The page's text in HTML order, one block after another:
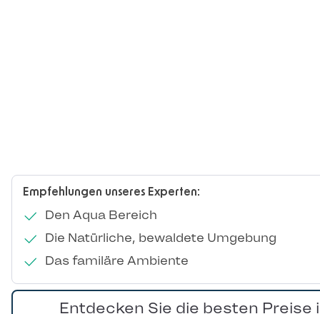
Empfehlungen unseres Experten:
Den Aqua Bereich
Die Natürliche, bewaldete Umgebung
Das familäre Ambiente
Entdecken Sie die besten Preise